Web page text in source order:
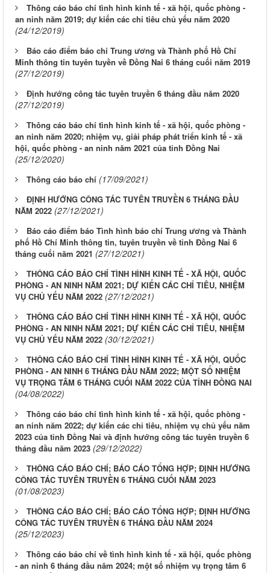
Thông cáo báo chí tình hình kinh tế - xã hội, quốc phòng -
an ninh năm 2019; dự kiến các chỉ tiêu chủ yếu năm 2020
(24/12/2019)
Báo cáo điểm báo chí Trung ương và Thành phố Hồ Chí
Minh thông tin tuyên tuyền về Đồng Nai 6 tháng cuối năm 2019
(27/12/2019)
Định hướng công tác tuyên truyền 6 tháng đầu năm 2020
(27/12/2019)
Thông cáo báo chí tình hình kinh tế - xã hội, quốc phòng -
an ninh năm 2020; nhiệm vụ, giải pháp phát triển kinh tế - xã
hội, quốc phòng - an ninh năm 2021 của tỉnh Đồng Nai
(25/12/2020)
Thông cáo báo chí (17/09/2021)
ĐỊNH HƯỚNG CÔNG TÁC TUYÊN TRUYỀN 6 THÁNG ĐẦU
NĂM 2022 (27/12/2021)
Báo cáo điểm báo Tình hình báo chí Trung ương và Thành
phố Hồ Chí Minh thông tin, tuyên truyền về tỉnh Đồng Nai 6
tháng cuối năm 2021 (27/12/2021)
THÔNG CÁO BÁO CHÍ TÌNH HÌNH KINH TẾ - XÃ HỘI, QUỐC
PHÒNG - AN NINH NĂM 2021; DỰ KIẾN CÁC CHỈ TIÊU, NHIỆM
VỤ CHỦ YẾU NĂM 2022 (27/12/2021)
THÔNG CÁO BÁO CHÍ TÌNH HÌNH KINH TẾ - XÃ HỘI, QUỐC
PHÒNG - AN NINH NĂM 2021; DỰ KIẾN CÁC CHỈ TIÊU, NHIỆM
VỤ CHỦ YẾU NĂM 2022 (30/12/2021)
THÔNG CÁO BÁO CHÍ TÌNH HÌNH KINH TẾ - XÃ HỘI, QUỐC
PHÒNG - AN NINH 6 THÁNG ĐẦU NĂM 2022; MỘT SỐ NHIỆM
VỤ TRỌNG TÂM 6 THÁNG CUỐI NĂM 2022 CỦA TỈNH ĐỒNG NAI
(04/08/2022)
Thông cáo báo chí tình hình kinh tế - xã hội, quốc phòng -
an ninh năm 2022; dự kiến các chỉ tiêu, nhiệm vụ chủ yếu năm
2023 của tỉnh Đồng Nai và định hướng công tác tuyên truyền 6
tháng đầu năm 2023 (29/12/2022)
THÔNG CÁO BÁO CHÍ; BÁO CÁO TỔNG HỢP; ĐỊNH HƯỚNG
CÔNG TÁC TUYÊN TRUYỀN 6 THÁNG CUỐI NĂM 2023
(01/08/2023)
THÔNG CÁO BÁO CHÍ; BÁO CÁO TỔNG HỢP; ĐỊNH HƯỚNG
CÔNG TÁC TUYÊN TRUYỀN 6 THÁNG ĐẦU NĂM 2024
(25/12/2023)
Thông cáo báo chí về tình hình kinh tế - xã hội, quốc phòng
- an ninh 6 tháng đầu năm 2024; một số nhiệm vụ trọng tâm 6